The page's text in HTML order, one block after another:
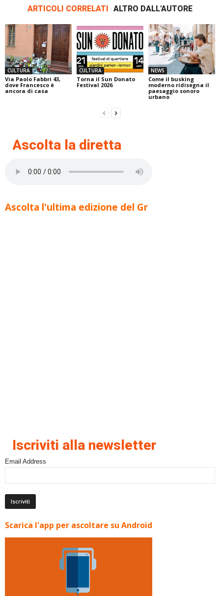
ARTICOLI CORRELATI ALTRO DALL'AUTORE
CULTURA
Via Paolo Fabbri 43,
dove Francesco è
ancora di casa
CULTURA
Torna il Sun Donato
Festival 2026
NEWS
Come il busking
moderno ridisegna il
paesaggio sonoro
urbano
Ascolta la diretta
Ascolta l'ultima edizione del Gr
Iscriviti alla newsletter
Email Address
Scarica l'app per ascoltare su Android